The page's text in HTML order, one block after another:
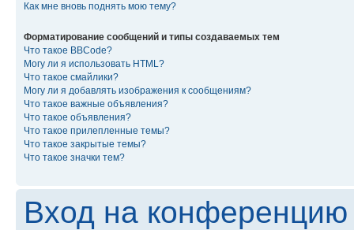
Как мне вновь поднять мою тему?
Форматирование сообщений и типы создаваемых тем
Что такое BBCode?
Могу ли я использовать HTML?
Что такое смайлики?
Могу ли я добавлять изображения к сообщениям?
Что такое важные объявления?
Что такое объявления?
Что такое прилепленные темы?
Что такое закрытые темы?
Что такое значки тем?
Вход на конференцию